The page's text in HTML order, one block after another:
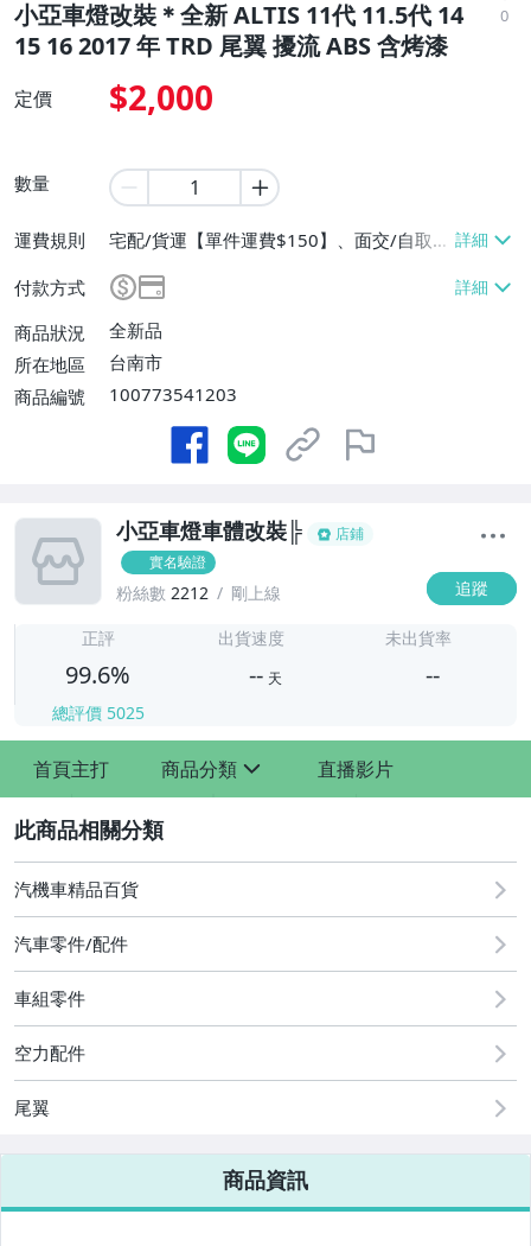
小亞車燈改裝＊全新 ALTIS 11代 11.5代 14
15 16 2017 年 TRD 尾翼 擾流 ABS 含烤漆
0
定價 $2,000
數量
運費規則
宅配/貨運【單件運費$150】、面交/自取/
付款方式
商品狀況
全新品
所在地區
台南市
商品編號
100773541203
小亞車燈車體改裝╠
店鋪
實名驗證
粉絲數 2212 剛上線 追蹤
正評
99.6%
總評價 5025
出貨速度
-- 天
未出貨率
--
首頁主打 商品分類
其他汽車零配件
原廠=規格大燈.正廠大燈
改裝=R8燈眉款DRL大燈
改裝=光圈魚眼大燈.一般魚眼大燈
直播影片
汽機車精品百貨
汽車零件/配件
車組零件
空力配件
尾翼
商品資訊